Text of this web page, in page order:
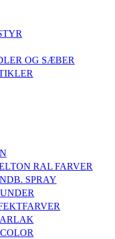
OG SÆBER
RAL FARVER
SPRAY